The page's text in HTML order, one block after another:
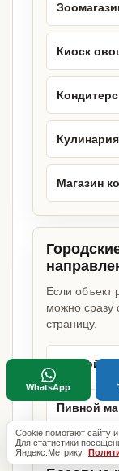
Киоск
Кулинария
Магазин
Если объект
можно сразу
страницу.
Пивной
Пивной
Cookie помогают сайту
Для статистики
Яндекс.Метрику.
WhatsApp